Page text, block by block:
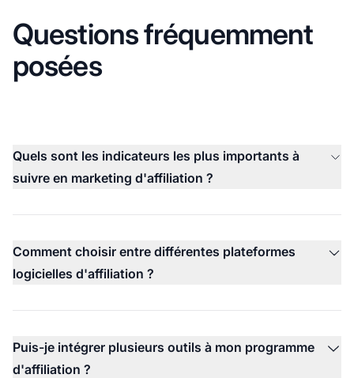
Questions fréquemment
posées
Quels sont les indicateurs les plus importants à
suivre en marketing d'affiliation ?
Comment choisir entre différentes plateformes
logicielles d'affiliation ?
Puis-je intégrer plusieurs outils à mon programme
d'affiliation ?